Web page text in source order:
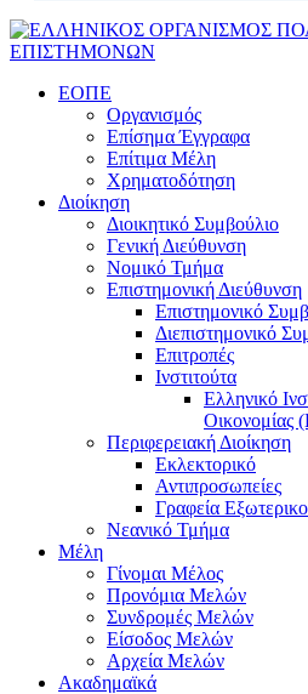
ΕΟΠΕ
Οργανισμός
Επίσημα Έγγραφα
Επίτιμα Μέλη
Χρηματοδότηση
Διοίκηση
Διοικητικό Συμβούλιο
Γενική Διεύθυνση
Νομικό Τμήμα
Επιστημονική Διεύθυνση
Επιστημονικό
Διεπιστημονικό
Επιτροπές
Ινστιτούτα
Ελληνικό
Περιφερειακή Διοίκηση
Εκλεκτορικό
Αντιπροσωπείες
Γραφεία
Νεανικό Τμήμα
Μέλη
Γίνομαι Μέλος
Προνόμια Μελών
Συνδρομές Μελών
Είσοδος Μελών
Αρχεία Μελών
Ακαδημαϊκά